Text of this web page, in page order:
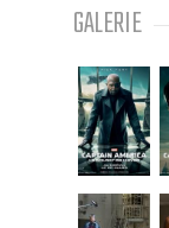
GALERIE